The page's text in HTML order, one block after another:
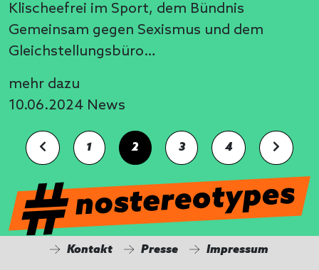
Klischeefrei im Sport, dem Bündnis
Gemeinsam gegen Sexismus und dem
Gleichstellungsbüro…
mehr dazu
10.06.2024 News
1 2 3 4
Kontakt Presse Impressum